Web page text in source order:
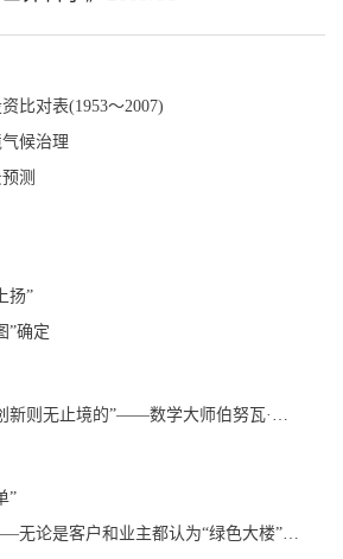
比对表(1953～2007)
候治理
测
扬”
”确定
“分形是美丽的 创新则无止境的”——数学大师伯努瓦·曼德尔布罗特访谈录
”
工作在绿色大楼——无论是客户和业主都认为“绿色大楼”物有所值